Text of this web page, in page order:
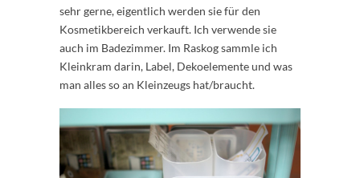
sehr gerne, eigentlich werden sie für den
Kosmetikbereich verkauft. Ich verwende sie
auch im Badezimmer. Im Raskog sammle ich
Kleinkram darin, Label, Dekoelemente und was
man alles so an Kleinzeugs hat/braucht.